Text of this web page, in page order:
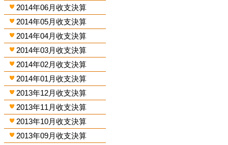
2014年06月收支決算
2014年05月收支決算
2014年04月收支決算
2014年03月收支決算
2014年02月收支決算
2014年01月收支決算
2013年12月收支決算
2013年11月收支決算
2013年10月收支決算
2013年09月收支決算